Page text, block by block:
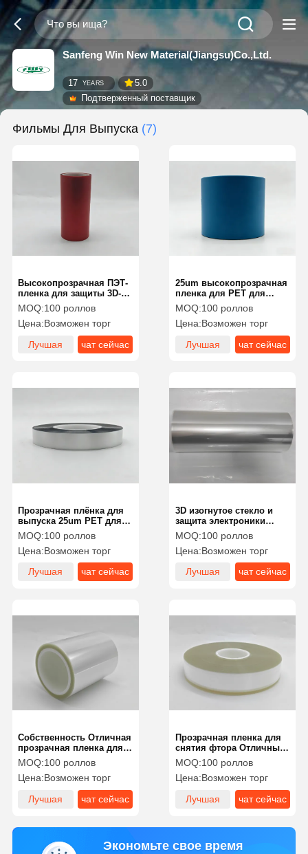
Sanfeng Win New Material(Jiangsu)Co.,Ltd.
17 YEARS
5.0
Подтверженный поставщик
Фильмы Для Выпуска (7)
Высокопрозрачная ПЭТ-
пленка для защиты 3D-
изогнутого стекла и
электроники
MOQ:100 роллов
Цена:Возможен торг
Лучшая
чат сейчас
25um высокопрозрачная
пленка для PET для
защиты 3D изогнутого
стекла и электроники
MOQ:100 роллов
Цена:Возможен торг
Лучшая
чат сейчас
Прозрачная плёнка для
выпуска 25um PET для
защиты 3D изогнутого
стекла и электроники
MOQ:100 роллов
Цена:Возможен торг
Лучшая
чат сейчас
3D изогнутое стекло и
защита электроники
высокая прозрачность
ПЭТ фильмы 70-80um
MOQ:100 роллов
Цена:Возможен торг
Лучшая
чат сейчас
Собственность Отличная
прозрачная пленка для
защиты электронных
компонентов
MOQ:100 роллов
Цена:Возможен торг
Лучшая
чат сейчас
Прозрачная пленка для
снятия фтора Отличный
снятие для электронной
резки
MOQ:100 роллов
Цена:Возможен торг
Лучшая
чат сейчас
Экономьте свое время